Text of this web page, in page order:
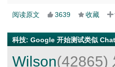
阅读原文 3639 收藏
科技: Google 开始测试类似
Wilson(42865)